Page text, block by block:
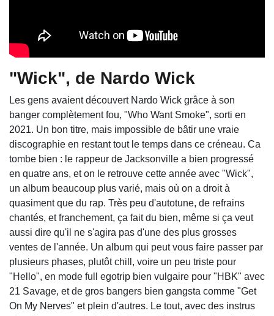
"Wick", de Nardo Wick
Les gens avaient découvert Nardo Wick grâce à son
banger complètement fou, "Who Want Smoke", sorti en
2021. Un bon titre, mais impossible de bâtir une vraie
discographie en restant tout le temps dans ce créneau. Ca
tombe bien : le rappeur de Jacksonville a bien progressé
en quatre ans, et on le retrouve cette année avec "Wick",
un album beaucoup plus varié, mais où on a droit à
quasiment que du rap. Très peu d'autotune, de refrains
chantés, et franchement, ça fait du bien, même si ça veut
aussi dire qu'il ne s'agira pas d'une des plus grosses
ventes de l'année. Un album qui peut vous faire passer par
plusieurs phases, plutôt chill, voire un peu triste pour
"Hello", en mode full egotrip bien vulgaire pour "HBK" avec
21 Savage, et de gros bangers bien gangsta comme "Get
On My Nerves" et plein d'autres. Le tout, avec des instrus